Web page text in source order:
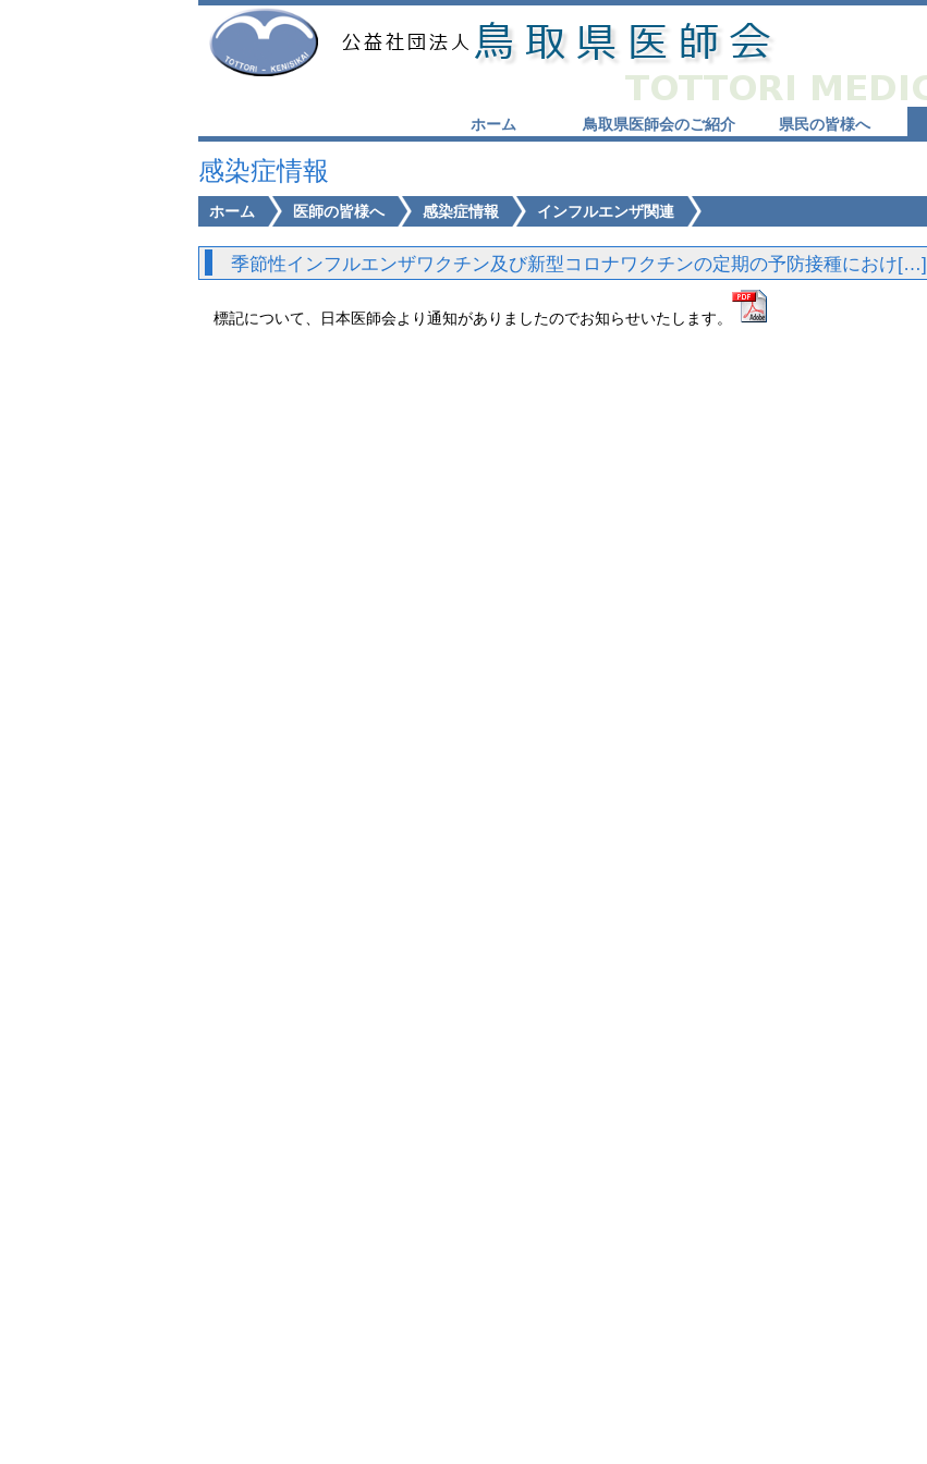
ホーム 鳥取県医師会のご紹介 県民の皆様へ
感染症情報
ホーム 医師の皆様へ 感染症情報 インフルエンザ関連
季節性インフルエンザワクチン及び新型コロナワクチンの定期の予防接種におけ[…]
標記について、日本医師会より通知がありましたのでお知らせいたします。